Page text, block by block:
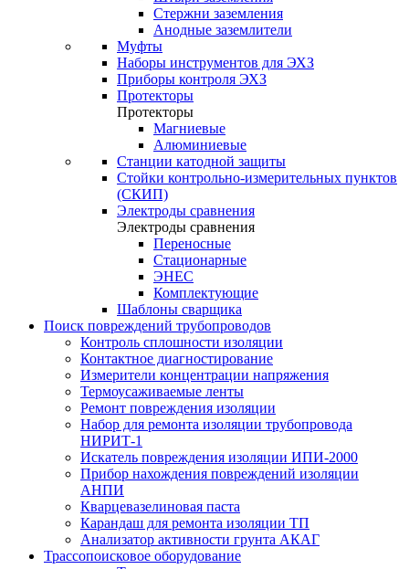
Стержни заземления
Анодные заземлители
Муфты
Наборы инструментов для ЭХЗ
Приборы контроля ЭХЗ
Протекторы
Протекторы
Магниевые
Алюминиевые
Станции катодной защиты
Стойки контрольно-измерительных пунктов
(СКИП)
Электроды сравнения
Электроды сравнения
Переносные
Стационарные
ЭНЕС
Комплектующие
Шаблоны сварщика
Поиск повреждений трубопроводов
Контроль сплошности изоляции
Контактное диагностирование
Измерители концентрации напряжения
Термоусаживаемые ленты
Ремонт повреждения изоляции
Набор для ремонта изоляции трубопровода
НИРИТ-1
Искатель повреждения изоляции ИПИ-2000
Прибор нахождения повреждений изоляции
АНПИ
Кварцевазелиновая паста
Карандаш для ремонта изоляции ТП
Анализатор активности грунта АКАГ
Трассопоисковое оборудование